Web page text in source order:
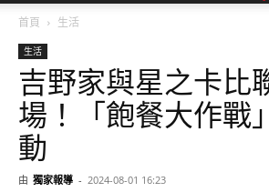
首頁 生活
生活
吉野家與星之卡比
場！「飽餐大作戰
動
由 獨家報導 - 2024-08-01 16:23